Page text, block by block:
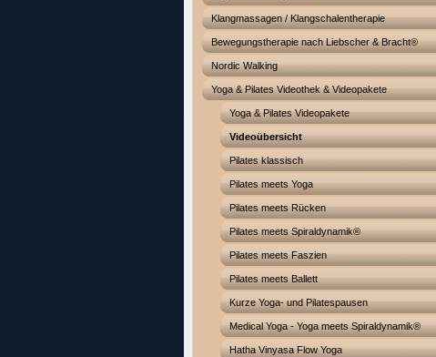
Klangmassagen / Klangschalentherapie
Bewegungstherapie nach Liebscher & Bracht®
Nordic Walking
Yoga & Pilates Videothek & Videopakete
Yoga & Pilates Videopakete
Videoübersicht
Pilates klassisch
Pilates meets Yoga
Pilates meets Rücken
Pilates meets Spiraldynamik®
Pilates meets Faszien
Pilates meets Ballett
Kurze Yoga- und Pilatespausen
Medical Yoga - Yoga meets Spiraldynamik®
Hatha Vinyasa Flow Yoga